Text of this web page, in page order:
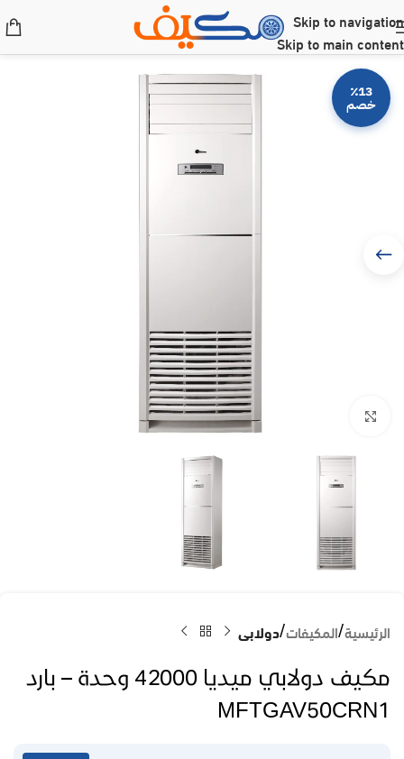
Skip to navigation
Skip to main content
٪13
خصم
الرئيسية المكيفات دولابى
مكيف دولابي ميديا 42000 وحدة – بارد
MFTGAV50CRN1